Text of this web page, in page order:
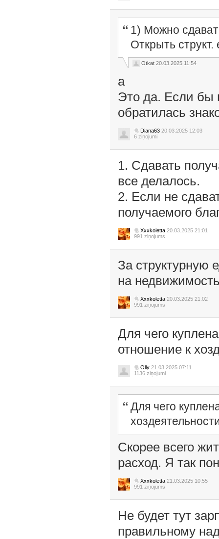
1) Можно
Открыть структ.
Otkat 20.03.2025 11:54
а
Это да. Если бы
обратилась
Diana63 20.03.2025 12:03
6 ziņojumi
1. Сдавать
все делалось.
2. Если не
получаемого
Xxxkoletta 20.03.2025 21:01
991 ziņojums
За структурную
на
Xxxkoletta 20.03.2025 21:02
991 ziņojums
Для чего
отношение к
Oliy 21.03.2025 07:11
1136 ziņojumi
Для чего
Скорее всего
расход. Я так
Xxxkoletta 21.03.2025 10:55
991 ziņojums
Не будет тут
правильному